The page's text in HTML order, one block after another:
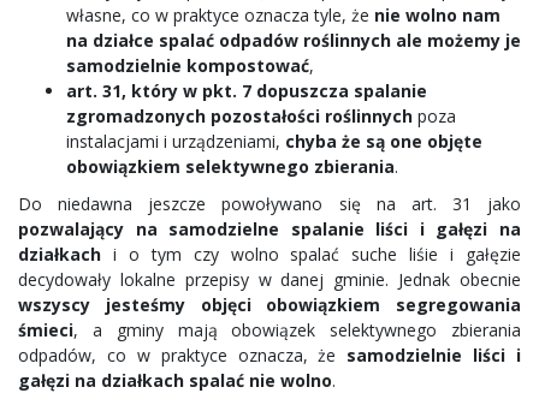
własne, co w praktyce oznacza tyle, że nie wolno nam
na działce spalać odpadów roślinnych ale możemy je
samodzielnie kompostować,
art. 31, który w pkt. 7 dopuszcza spalanie
zgromadzonych pozostałości roślinnych poza
instalacjami i urządzeniami, chyba że są one objęte
obowiązkiem selektywnego zbierania.
Do niedawna jeszcze powoływano się na art. 31 jako
pozwalający na samodzielne spalanie liści i gałęzi na
działkach i o tym czy wolno spalać suche liśie i gałęzie
decydowały lokalne przepisy w danej gminie. Jednak obecnie
wszyscy jesteśmy objęci obowiązkiem segregowania
śmieci, a gminy mają obowiązek selektywnego zbierania
odpadów, co w praktyce oznacza, że samodzielnie liści i
gałęzi na działkach spalać nie wolno.